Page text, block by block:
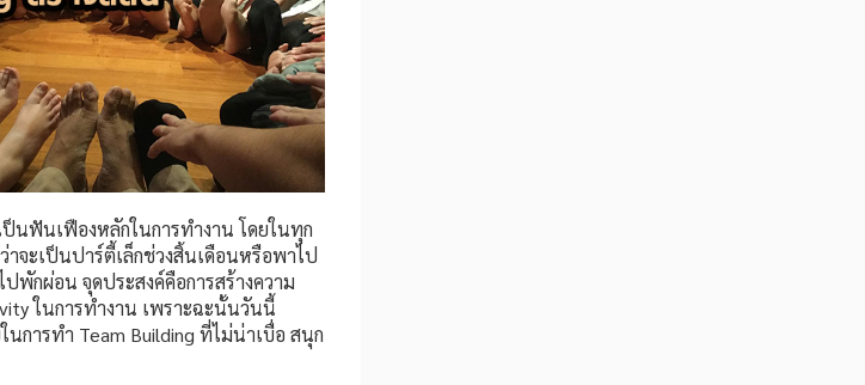
ฟันเฟืองหลักในการทำงาน โดยในทุก
จะเป็นปาร์ตี้เล็กช่วงสิ้นเดือนหรือพาไป
พักผ่อน จุดประสงค์คือการสร้างความ
ในการทำงาน เพราะฉะนั้นวันนี้
นการทำ Team Building ที่ไม่น่าเบื่อ สนุก